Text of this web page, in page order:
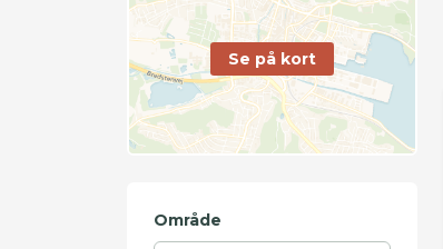
Se på kort
Område